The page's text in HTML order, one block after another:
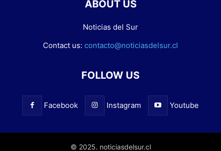
ABOUT US
Noticias del Sur
Contact us: contacto@noticiasdelsur.cl
FOLLOW US
Facebook Instagram Youtube
© 2025. noticiasdelsur.cl